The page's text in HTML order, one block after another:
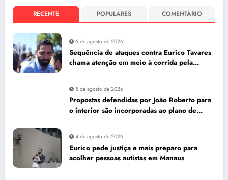
RECENTE POPULARES COMENTÁRIO
6 de agosto de 2026
Sequência de ataques contra Eurico Tavares
chama atenção em meio à corrida pela
5 de agosto de 2026
Propostas defendidas por João Roberto para
o interior são incorporadas ao plano de
4 de agosto de 2026
Eurico pede justiça e mais preparo para
acolher pessoas autistas em Manaus